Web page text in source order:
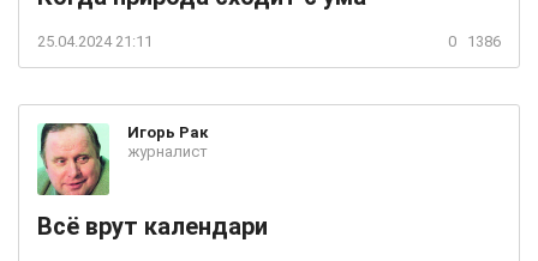
25.04.2024 21:11 0 1386
Игорь Рак
журналист
Всё врут календари